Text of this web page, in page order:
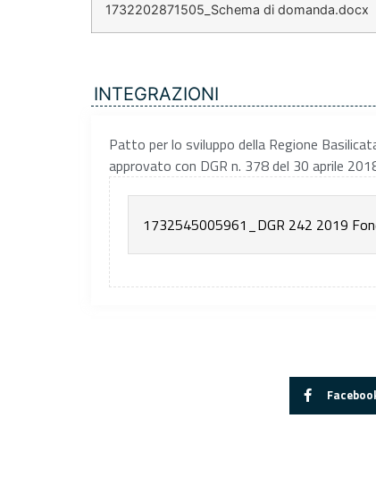
1732202871505_Schema di domanda.docx
INTEGRAZIONI
Patto per lo sviluppo della Regione
approvato con DGR n. 378 del 30 aprile
1732545005961_DGR 242 2019